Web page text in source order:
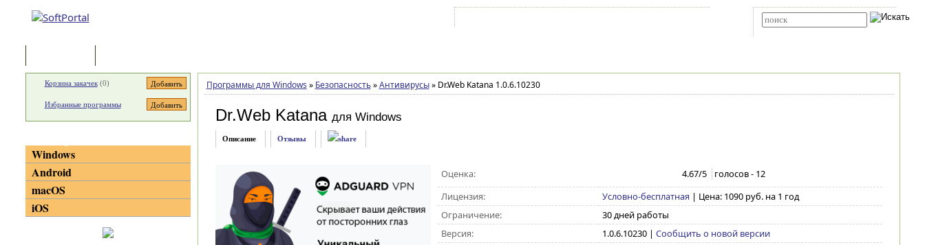
Программы для Windows » Безопасность » Антивирусы »Dr.Web Katana 1.0.6.10230
Dr.Web Katana для Windows
Описание Отзывы
Оценка: 4.67/5 голосов - 12
Лицензия:
Условно-бесплатная | Цена: 1090 руб. на 1 год
Ограничение:
30 дней работы
Версия:
1.0.6.10230| Сообщить о новой версии
Корзина закачек(0)
Избранные программы
Windows
Android
macOS
iOS